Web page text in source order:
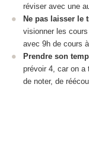
réviser avec une
Ne pas laisser le
visionner les
avec 9h de cours
Prendre son
prévoir 4, car on a
de noter, de